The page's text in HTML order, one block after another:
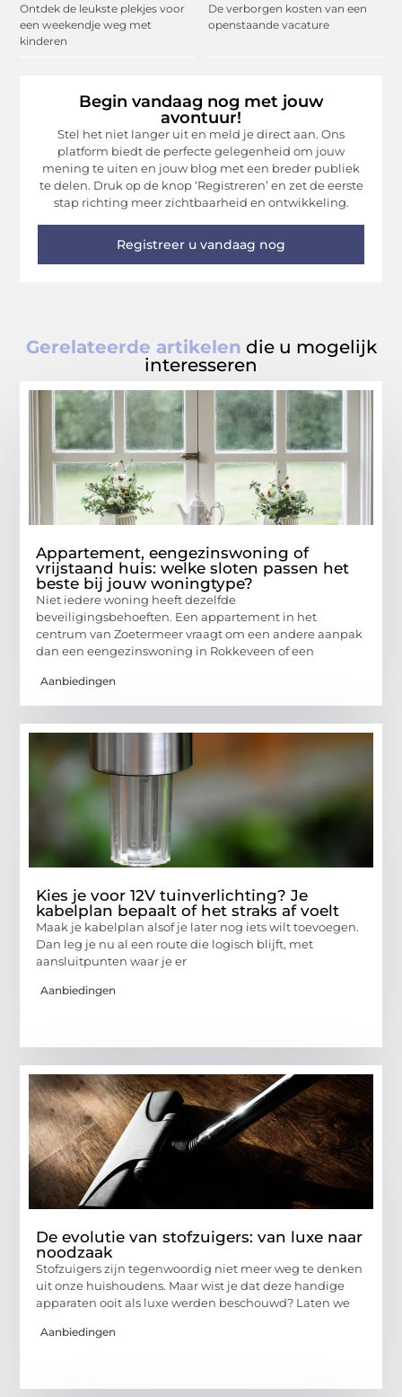
Ontdek de leukste plekjes voor
een weekendje weg met
kinderen
De verborgen kosten van een
openstaande vacature
Begin vandaag nog met jouw
avontuur!
Stel het niet langer uit en meld je direct aan. Ons
platform biedt de perfecte gelegenheid om jouw
mening te uiten en jouw blog met een breder publiek
te delen. Druk op de knop ‘Registreren’ en zet de eerste
stap richting meer zichtbaarheid en ontwikkeling.
Registreer u vandaag nog
Gerelateerde artikelen die u mogelijk
interesseren
Appartement, eengezinswoning of
vrijstaand huis: welke sloten passen het
beste bij jouw woningtype?
Niet iedere woning heeft dezelfde
beveiligingsbehoeften. Een appartement in het
centrum van Zoetermeer vraagt om een andere aanpak
dan een eengezinswoning in Rokkeveen of een
Aanbiedingen
Kies je voor 12V tuinverlichting? Je
kabelplan bepaalt of het straks af voelt
Maak je kabelplan alsof je later nog iets wilt toevoegen.
Dan leg je nu al een route die logisch blijft, met
aansluitpunten waar je er
Aanbiedingen
De evolutie van stofzuigers: van luxe naar
noodzaak
Stofzuigers zijn tegenwoordig niet meer weg te denken
uit onze huishoudens. Maar wist je dat deze handige
apparaten ooit als luxe werden beschouwd? Laten we
Aanbiedingen